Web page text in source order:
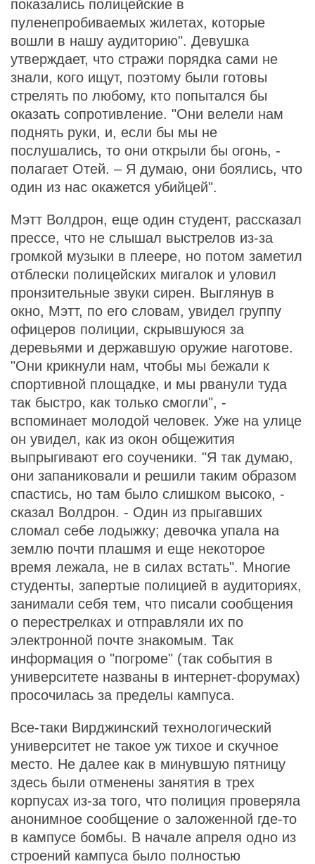
показались полицейские в
пуленепробиваемых жилетах, которые
вошли в нашу аудиторию". Девушка
утверждает, что стражи порядка сами не
знали, кого ищут, поэтому были готовы
стрелять по любому, кто попытался бы
оказать сопротивление. "Они велели нам
поднять руки, и, если бы мы не
послушались, то они открыли бы огонь, -
полагает Отей. – Я думаю, они боялись, что
один из нас окажется убийцей".
Мэтт Волдрон, еще один студент, рассказал
прессе, что не слышал выстрелов из-за
громкой музыки в плеере, но потом заметил
отблески полицейских мигалок и уловил
пронзительные звуки сирен. Выглянув в
окно, Мэтт, по его словам, увидел группу
офицеров полиции, скрывшуюся за
деревьями и державшую оружие наготове.
"Они крикнули нам, чтобы мы бежали к
спортивной площадке, и мы рванули туда
так быстро, как только смогли", -
вспоминает молодой человек. Уже на улице
он увидел, как из окон общежития
выпрыгивают его соученики. "Я так думаю,
они запаниковали и решили таким образом
спастись, но там было слишком высоко, -
сказал Волдрон. - Один из прыгавших
сломал себе лодыжку; девочка упала на
землю почти плашмя и еще некоторое
время лежала, не в силах встать". Многие
студенты, запертые полицией в аудиториях,
занимали себя тем, что писали сообщения
о перестрелках и отправляли их по
электронной почте знакомым. Так
информация о "погроме" (так события в
университете названы в интернет-форумах)
просочилась за пределы кампуса.
Все-таки Вирджинский технологический
университет не такое уж тихое и скучное
место. Не далее как в минувшую пятницу
здесь были отменены занятия в трех
корпусах из-за того, что полиция проверяла
анонимное сообщение о заложенной где-то
в кампусе бомбы. В начале апреля одно из
строений кампуса было полностью